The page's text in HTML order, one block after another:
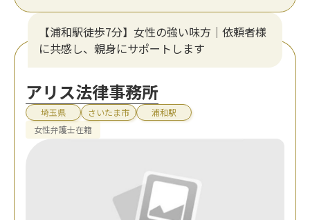
【浦和駅徒歩7分】女性の強い味方｜依頼者様
に共感し、親身にサポートします
アリス法律事務所
埼玉県 さいたま市
浦和駅
女性弁護士在籍